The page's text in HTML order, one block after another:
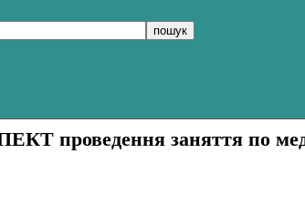
проведення заняття по